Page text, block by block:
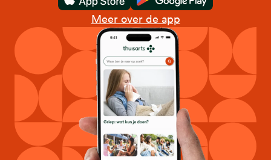
Download in de App Store
Download in de
Meer over de app